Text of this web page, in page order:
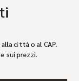
città o al CAP.
sui prezzi.